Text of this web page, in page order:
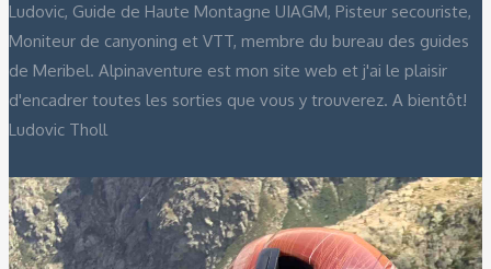
Ludovic, Guide de Haute Montagne UIAGM, Pisteur secouriste,
Moniteur de canyoning et VTT, membre du bureau des guides
de Meribel. Alpinaventure est mon site web et j'ai le plaisir
d'encadrer toutes les sorties que vous y trouverez. A bientôt!
Ludovic Tholl